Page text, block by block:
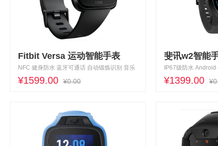
Fitbit Versa 运动智能手表
NFC 健身防水 蓝牙可通话 自动锻炼识别 音乐
存储
¥1599.00 ¥0.00
斐讯w2智能
IP67级防水
¥1399.00